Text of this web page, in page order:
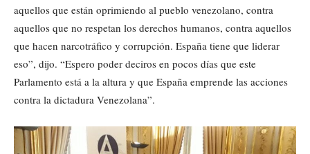
aquellos que están oprimiendo al pueblo venezolano, contra
aquellos que no respetan los derechos humanos, contra aquellos
que hacen narcotráfico y corrupción. España tiene que liderar
eso”, dijo. “Espero poder deciros en pocos días que este
Parlamento está a la altura y que España emprende las acciones
contra la dictadura Venezolana”.